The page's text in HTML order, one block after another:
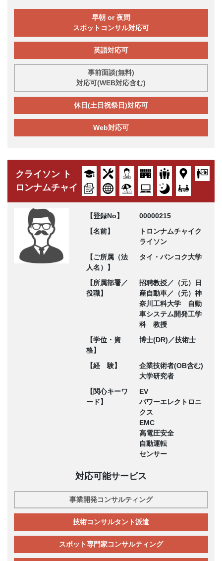
早朝 or 夜間
スポットコンサル対応可
英語対応可
事前面談(無料)
対応可(WEB対応含む)
休日(土日祝祭日)対応可
Web対応可
クライソン ト
ロンナムチャイ
【登録No】
00000215
【名前】
トロンナムチャイク
ライソン
【ご所属（法
人名）】
タイ・バンコク大学
【所属部署／
役職】
招聘教授／（元）日
産自動車／（元）神
奈川工科大学 自動
車システム開発工学
科 教授
【学位・資
格】
博士(DR)／技術士
【経 験】
企業技術者(OB含む)
大学研究者
【関心キーワ
ード】
EV
パワーエレクトロニ
クス
EMC
高電圧安全
自動運転
センサー
対応可能サービス
事業開発コンサルティング
技術コンサルタント派遣
スポット専門家コンサルティング